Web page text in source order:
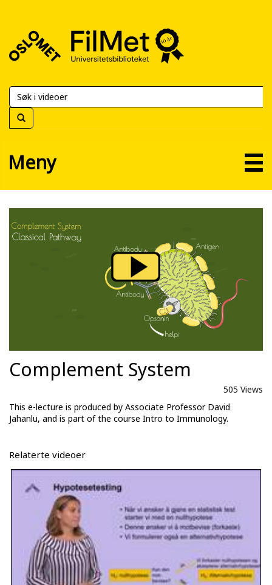
FilMet
Universitetsbiblioteket
Meny
Complement System
505 Views
This e-lecture is produced by Associate Professor David
Jahanlu, and is part of the course Intro to Immunology.
Relaterte videoer